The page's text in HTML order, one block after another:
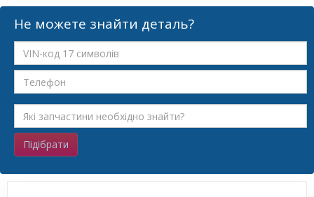
Не можете знайти деталь?
Підібрати